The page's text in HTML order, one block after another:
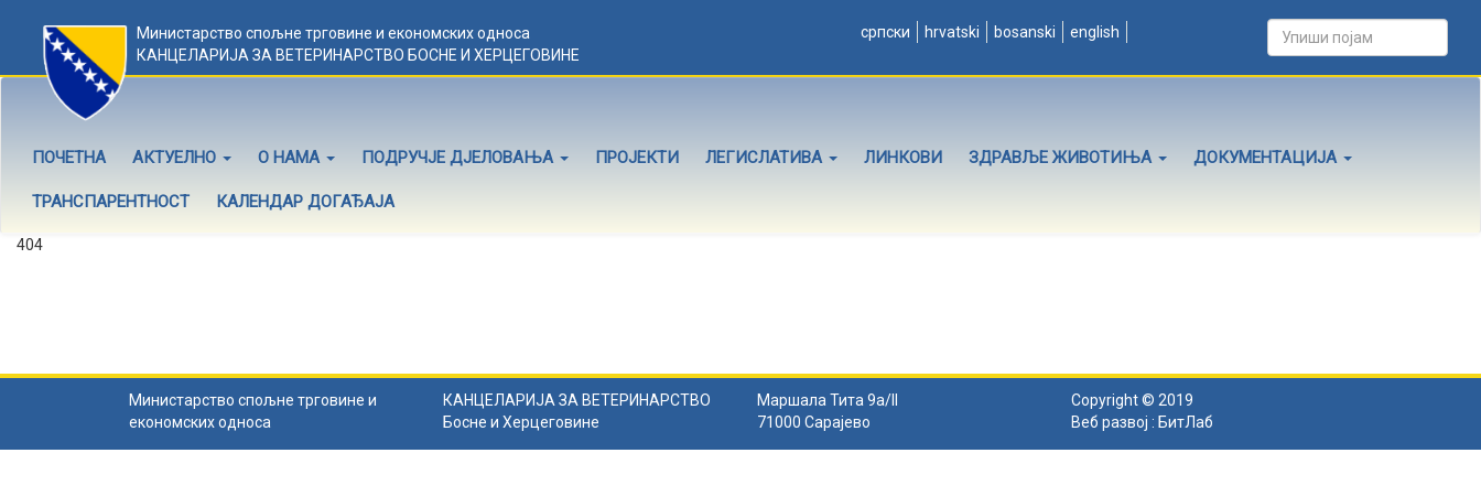
Министарство спољне трговине и економских односа
КАНЦЕЛАРИЈА ЗА ВЕТЕРИНАРСТВО БОСНЕ И ХЕРЦЕГОВИНЕ
српски hrvatski bosanski english
ПОЧЕТНА АКТУЕЛНО О НАМА ПОДРУЧЈЕ ДЈЕЛОВАЊА ПРОЈЕКТИ ЛЕГИСЛАТИВА ЛИНКОВИ ЗДРАВЉЕ ЖИВОТИЊА ДОКУМЕНТАЦИЈА
ТРАНСПАРЕНТНОСТ КАЛЕНДАР ДОГАЂАЈА
404
Министарство спољне трговине и
економских односа
КАНЦЕЛАРИЈА ЗА ВЕТЕРИНАРСТВО
Босне и Херцеговине
Маршала Тита 9а/II
71000 Сарајево
Copyright © 2019
Веб развој : БитЛаб